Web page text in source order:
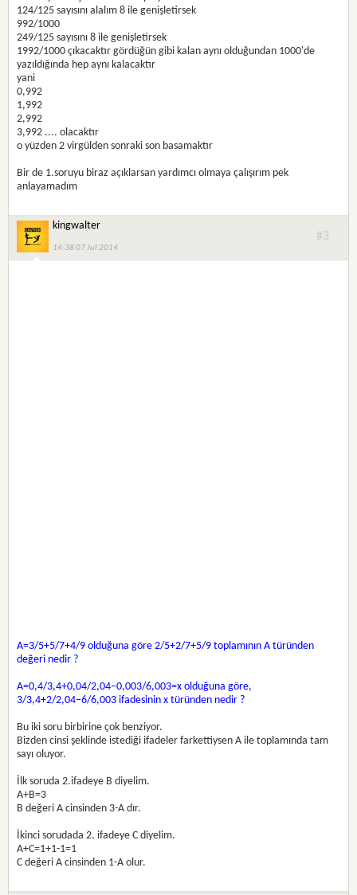
124/125 sayısını alalım 8 ile genişletirsek
992/1000
249/125 sayısını 8 ile genişletirsek
1992/1000 çıkacaktır gördüğün gibi kalan aynı olduğundan 1000'de
yazıldığında hep aynı kalacaktır
yani
0,992
1,992
2,992
3,992 .... olacaktır
o yüzden 2 virgülden sonraki son basamaktır
Bir de 1.soruyu biraz açıklarsan yardımcı olmaya çalışırım pek
anlayamadım
kingwalter
14:38 07 Jul 2014
#3
A=3/5+5/7+4/9 olduğuna göre 2/5+2/7+5/9 toplamının A türünden
değeri nedir ?
A=0,4/3,4+0,04/2,04−0,003/6,003=x olduğuna göre,
3/3,4+2/2,04−6/6,003 ifadesinin x türünden nedir ?
Bu iki soru birbirine çok benziyor.
Bizden cinsi şeklinde istediği ifadeler farkettiysen A ile toplamında tam
sayı oluyor.
İlk soruda 2.ifadeye B diyelim.
A+B=3
B değeri A cinsinden 3-A dır.
İkinci sorudada 2. ifadeye C diyelim.
A+C=1+1-1=1
C değeri A cinsinden 1-A olur.